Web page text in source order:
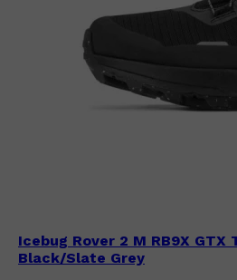
Icebug Rover 2 M RB9X GTX
Black/Slate Grey